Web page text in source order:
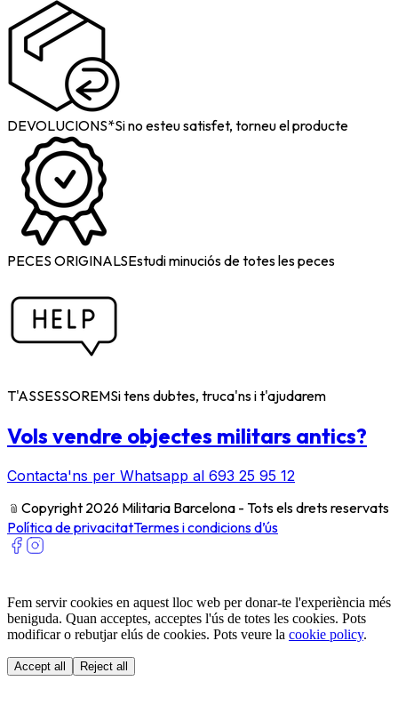
DEVOLUCIONS*Si no esteu satisfet, torneu el producte
PECES ORIGINALSEstudi minuciós de totes les peces
T'ASSESSOREMSi tens dubtes, truca'ns i t'ajudarem
Vols vendre objectes militars antics?
Contacta'ns per Whatsapp al 693 25 95 12
﹫ Copyright 2026 Militaria Barcelona - Tots els drets reservats
Política de privacitatTermes i condicions d’ús
Fem servir cookies en aquest lloc web per donar-te l'experiència més
beniguda. Quan acceptes, acceptes l'ús de totes les cookies. Pots
modificar o rebutjar elús de cookies. Pots veure la cookie policy.
Accept all Reject all